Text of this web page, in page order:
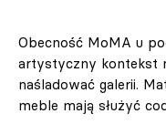
Obecność MoMA u
artystyczny kontekst
naśladować galerii.
meble mają służyć